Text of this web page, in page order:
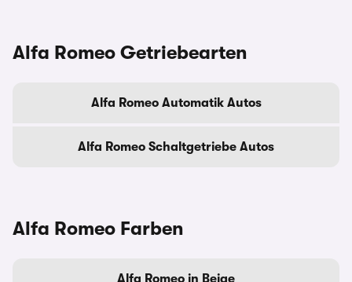
Alfa Romeo Getriebearten
Alfa Romeo Automatik Autos
Alfa Romeo Schaltgetriebe Autos
Alfa Romeo Farben
Alfa Romeo in Beige